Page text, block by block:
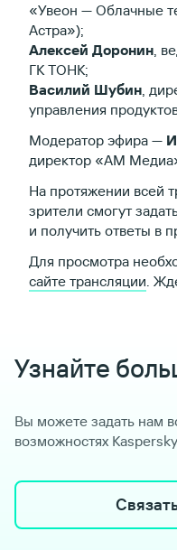
«Увеон — Облачные
Астра»);
Алексей Доронин,
ГК ТОНК;
Василий Шубин,
управления
Модератор эфира —
директор «АМ
На протяжении всей
зрители смогут
и получить ответы в
Для просмотра
сайте трансляции.
Узнайте
Вы можете задать нам
возможностях